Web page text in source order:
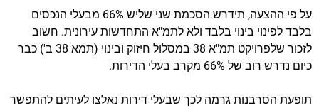
על פי ההצעה, תידרש הסכמת שני שליש 66% מבעלי הנכסים
בלבד לפינוי בינוי בלבד ולא לתמ"א התחדשות עירונית. חשוב
לזכור שלפרויקט תמ"א 38 במסלול חיזוק ובינוי (תמא 38 ב') כבר
כיום נדרש רוב של 66% מקרב בעלי הדירות.
תופעת הסרבנות גרמה לכך שבעלי דירות נאלצו לעיתים להתפשר